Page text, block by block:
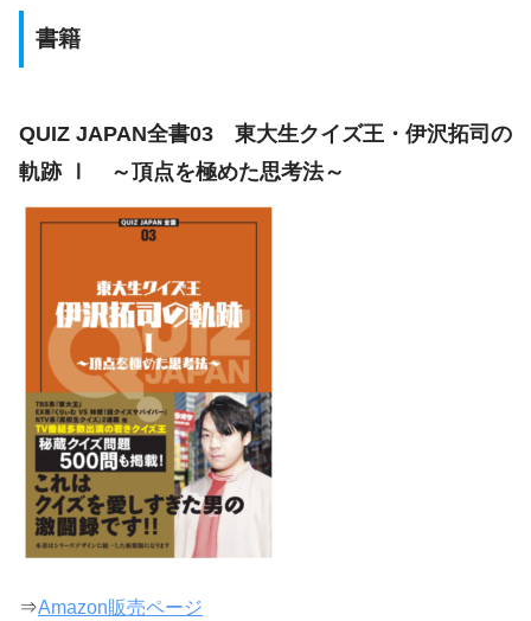
書籍
QUIZ JAPAN全書03 東大生クイズ王・伊沢拓司の
軌跡 Ⅰ ～頂点を極めた思考法～
⇒Amazon販売ページ